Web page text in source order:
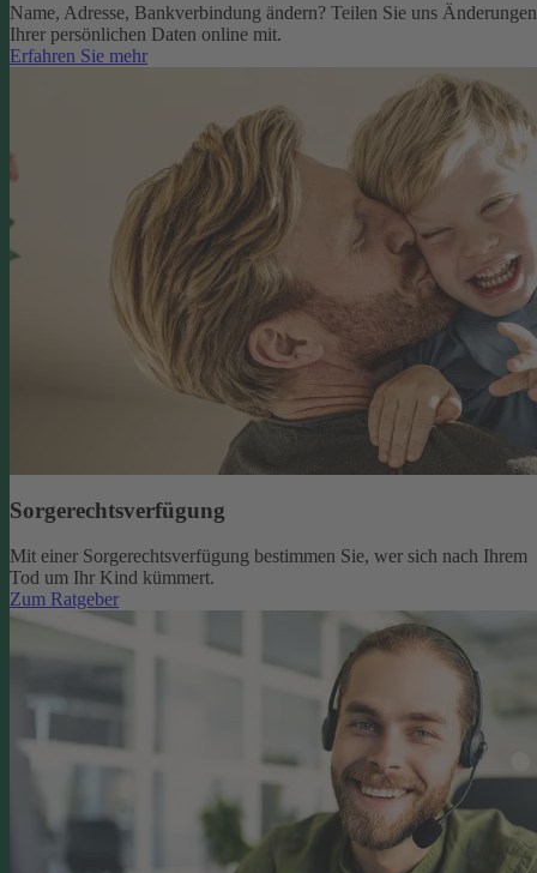
Name, Adresse, Bankverbindung ändern? Teilen Sie uns Änderungen
Ihrer persönlichen Daten online mit.
Erfahren Sie mehr
Sorgerechtsverfügung
Mit einer Sorgerechtsverfügung bestimmen Sie, wer sich nach Ihrem
Tod um Ihr Kind kümmert.
Zum Ratgeber